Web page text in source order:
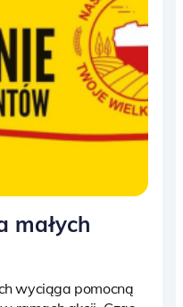
małych
wyciąga pomocną